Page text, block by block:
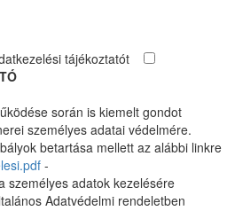
tájékoztatót
során is kiemelt gondot
személyes adatai védelmére.
betartása mellett az alábbi linkre
-
személyes adatok kezelésére
Adatvédelmi rendeletben